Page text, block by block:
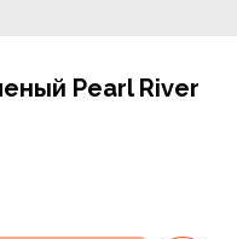
Pearl River